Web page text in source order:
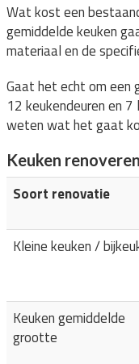
Wat kost een
gemiddelde keuken
materiaal en de
Gaat het echt om een
12 keukendeuren en
weten wat het gaat
Keuken
Soort renovatie
Kleine keuken /
Keuken gemiddelde
grootte